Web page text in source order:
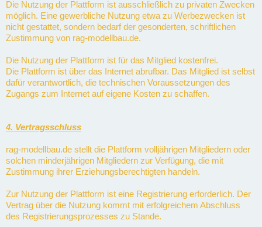
Die Nutzung der Plattform ist ausschließlich zu privaten Zwecken
möglich. Eine gewerbliche Nutzung etwa zu Werbezwecken ist
nicht gestattet, sondern bedarf der gesonderten, schriftlichen
Zustimmung von rag-modellbau.de.
Die Nutzung der Plattform ist für das Mitglied kostenfrei.
Die Plattform ist über das Internet abrufbar. Das Mitglied ist selbst
dafür verantwortlich, die technischen Voraussetzungen des
Zugangs zum Internet auf eigene Kosten zu schaffen.
4. Vertragsschluss
rag-modellbau.de stellt die Plattform volljährigen Mitgliedern oder
solchen minderjährigen Mitgliedern zur Verfügung, die mit
Zustimmung ihrer Erziehungsberechtigten handeln.
Zur Nutzung der Plattform ist eine Registrierung erforderlich. Der
Vertrag über die Nutzung kommt mit erfolgreichem Abschluss
des Registrierungsprozesses zu Stande.